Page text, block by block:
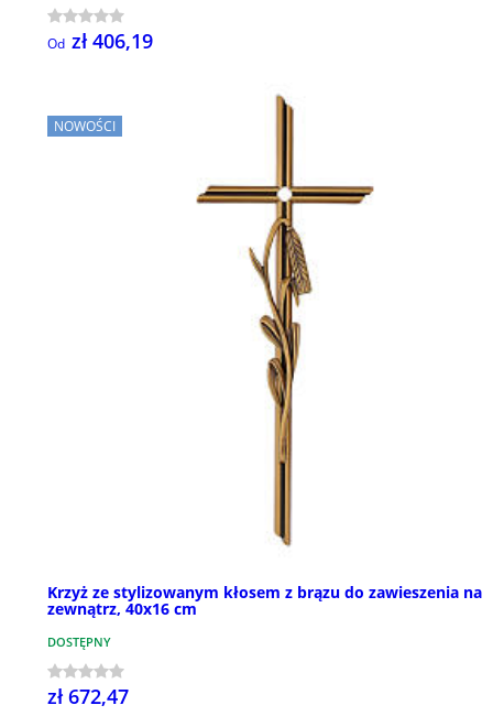
Od zł 406,19
NOWOŚCI
Krzyż ze stylizowanym kłosem z brązu do zawieszenia na
zewnątrz, 40x16 cm
DOSTĘPNY
zł 672,47